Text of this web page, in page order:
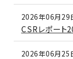
2026年06月29
CSRレポート
2026年06月25